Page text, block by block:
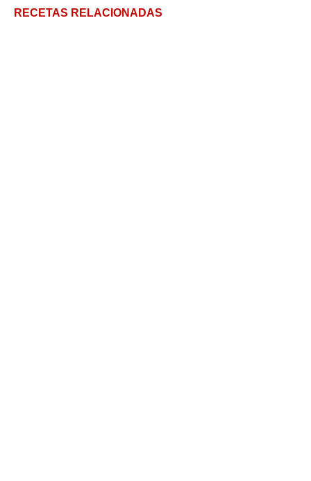
RECETAS RELACIONADAS